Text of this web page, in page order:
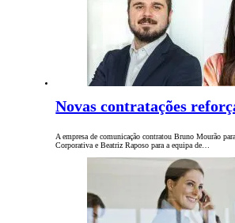
Novas contratações
A empresa de comunicação contratou Bruno Mourão
Corporativa e Beatriz Raposo para a equipa de…